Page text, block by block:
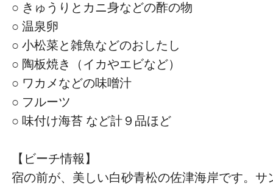
○ きゅうりとカニ身などの酢の物
○ 温泉卵
○ 小松菜と雑魚などのおしたし
○ 陶板焼き（イカやエビなど）
○ ワカメなどの味噌汁
○ フルーツ
○ 味付け海苔 など計９品ほど
【ビーチ情報】
宿の前が、美しい白砂青松の佐津海岸です。サ